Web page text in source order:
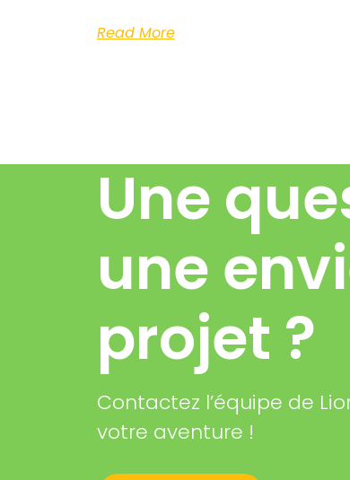
Read More
Une
une
projet ?
Contactez l’équipe de
votre aventure !